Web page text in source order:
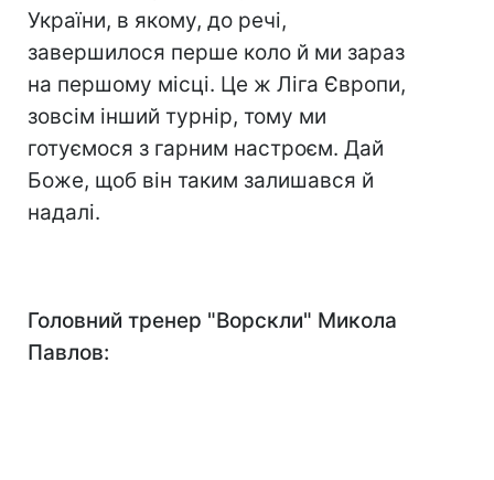
України, в якому, до речі,
завершилося перше коло й ми зараз
на першому місці. Це ж Ліга Європи,
зовсім інший турнір, тому ми
готуємося з гарним настроєм. Дай
Боже, щоб він таким залишався й
надалі.
Головний тренер "Ворскли" Микола
Павлов: